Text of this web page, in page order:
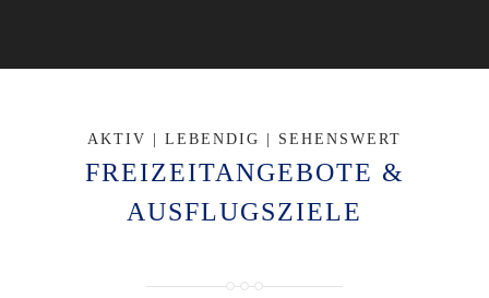
AKTIV | LEBENDIG | SEHENSWERT
FREIZEITANGEBOTE &
AUSFLUGSZIELE